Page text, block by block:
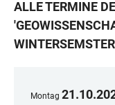
ALLE TERMINE
'
Montag 21.10.